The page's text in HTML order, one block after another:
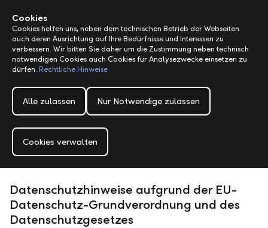
Cookies
Cookies helfen uns, neben dem technischen Betrieb der Webseiten
auch deren Ausrichtung auf Ihre Bedürfnisse und Interessen zu
verbessern. Wir bitten Sie daher um die Zustimmung neben technisch
notwendigen Cookies auch Cookies für Analysezwecke einsetzen zu
dürfen. Rechtliche Hinweise
Alle zulassen Nur Notwendige zulassen
Cookies verwalten
Datenschutzhinweise aufgrund der EU-
Datenschutz-Grundverordnung und des
Datenschutzgesetzes